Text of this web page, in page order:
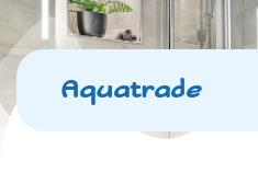
Aquatrade